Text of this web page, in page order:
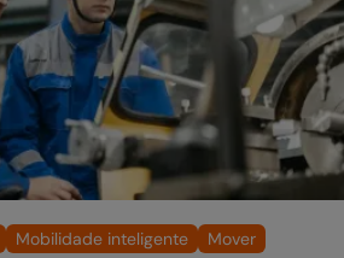
Mobilidade inteligente Mover